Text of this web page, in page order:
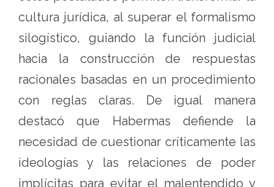
cultura jurídica, al superar el formalismo
silogístico, guiando la función judicial
hacia la construcción de respuestas
racionales basadas en un procedimiento
con reglas claras. De igual manera
destacó que Habermas defiende la
necesidad de cuestionar críticamente las
ideologías y las relaciones de poder
implícitas para evitar el malentendido y